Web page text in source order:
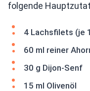
folgende
4 Lachsfilets (je
60 ml reiner
30 g Dijon-Senf
15 ml Olivenöl